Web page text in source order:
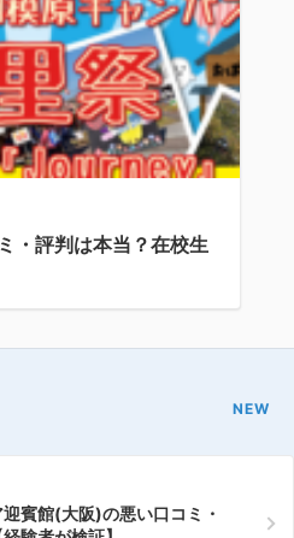
・評判は本当？在校生
賓館(大阪)の悪い口コミ・